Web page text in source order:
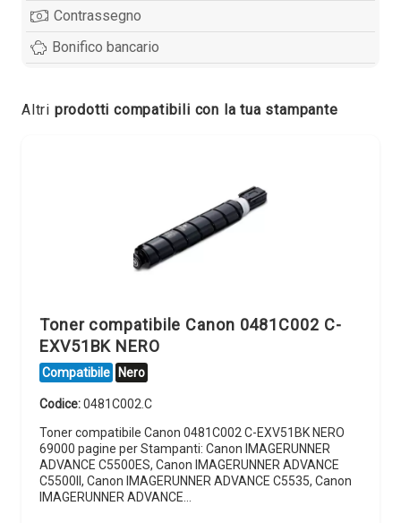
Contrassegno
Bonifico bancario
Altri prodotti compatibili con la tua stampante
Toner compatibile Canon 0481C002 C-
EXV51BK NERO
Compatibile Nero
Codice:0481C002.C
Toner compatibile Canon 0481C002 C-EXV51BK NERO
69000 pagine per Stampanti: Canon IMAGERUNNER
ADVANCE C5500ES, Canon IMAGERUNNER ADVANCE
C5500II, Canon IMAGERUNNER ADVANCE C5535, Canon
IMAGERUNNER ADVANCE…